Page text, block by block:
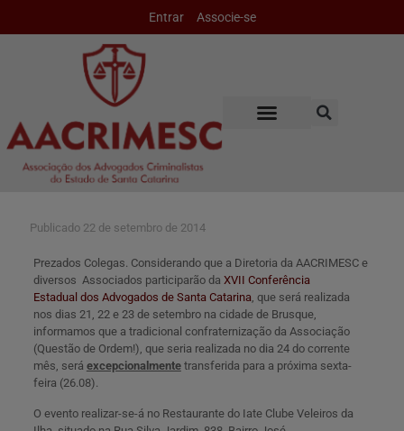
Entrar Associe-se
Publicado 22 de setembro de 2014
Prezados Colegas. Considerando que a Diretoria da AACRIMESC e
diversos Associados participarão da XVII Conferência
Estadual dos Advogados de Santa Catarina , que será realizada
nos dias 21, 22 e 23 de setembro na cidade de Brusque,
informamos que a tradicional confraternização da Associação
(Questão de Ordem!), que seria realizada no dia 24 do corrente
mês, será excepcionalmentetransferida para a próxima sexta-
feira (26.08).
O evento realizar-se-á no Restaurante do Iate Clube Veleiros da